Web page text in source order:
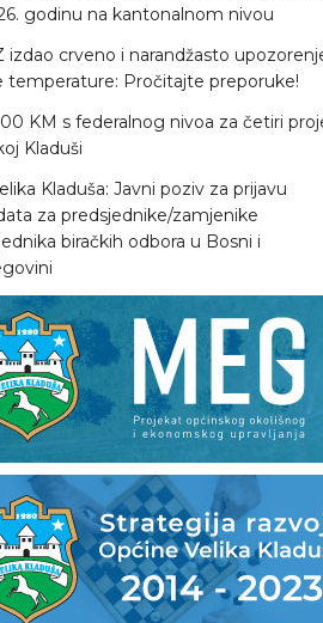
godinu na kantonalnom nivou
izdao crveno i narandžasto
temperature: Pročitajte preporuke!
KM s federalnog nivoa za četiri
Kladuši
Kladuša: Javni poziv za prijavu
za predsjednike/zamjenike
biračkih odbora u Bosni i